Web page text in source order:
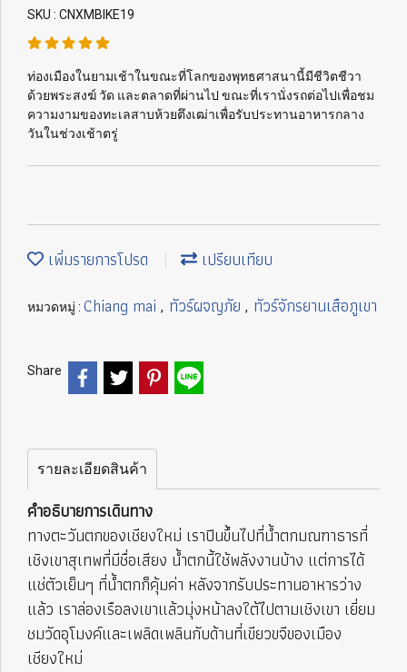
SKU : CNXMBIKE19
ท่องเมืองในยามเช้าในขณะที่โลกของพุทธศาสนานี้มีชีวิตชีวา
ด้วยพระสงฆ์ วัด และตลาดที่ผ่านไป ขณะที่เรานั่งรถต่อไปเพื่อชม
ความงามของทะเลสาบห้วยตึงเฒ่าเพื่อรับประทานอาหารกลาง
วันในช่วงเช้าตรู่
เพิ่มรายการโปรด เปรียบเทียบ
หมวดหมู่ : Chiang mai , ทัวร์ผจญภัย , ทัวร์จักรยานเสือภูเขา
Share
รายละเอียดสินค้า
คำอธิบายการเดินทาง
ทางตะวันตกของเชียงใหม่ เราปีนขึ้นไปที่น้ำตกมณฑาธารที่
เชิงเขาสุเทพที่มีชื่อเสียง น้ำตกนี้ใช้พลังงานบ้าง แต่การได้
แช่ตัวเย็นๆ ที่น้ำตกก็คุ้มค่า หลังจากรับประทานอาหารว่าง
แล้ว เราล่องเรือลงเขาแล้วมุ่งหน้าลงใต้ไปตามเชิงเขา เยี่ยม
ชมวัดอุโมงค์และเพลิดเพลินกับด้านที่เขียวขจีของเมือง
เชียงใหม่